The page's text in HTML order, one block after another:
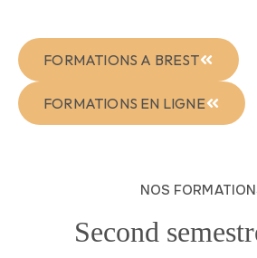
FORMATIONS A BREST
FORMATIONS EN LIGNE
Second
NOS